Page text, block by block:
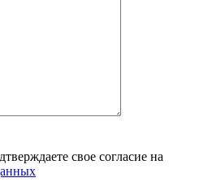
свое согласие на